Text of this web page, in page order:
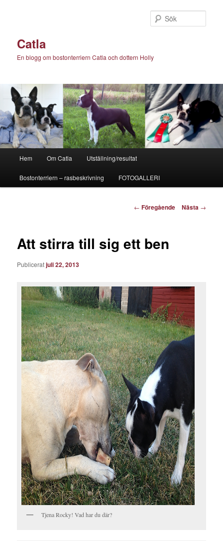
Catla
En blogg om bostonterriern Catla och dottern Holly
Hem Om Catla Utställning/resultat
Bostonterriern – rasbeskrivning FOTOGALLERI
Inläggsnavigering
← Föregående Nästa →
Att stirra till sig ett ben
Publiceratjuli 22, 2013
Tjena Rocky! Vad har du där?